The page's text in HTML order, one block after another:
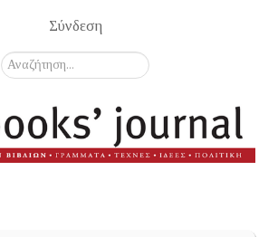
Σύνδεση
Αναζήτηση...